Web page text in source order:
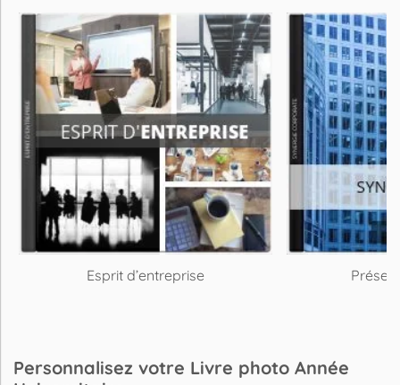
Esprit d’entreprise
Personnalisez votre Livre photo Année